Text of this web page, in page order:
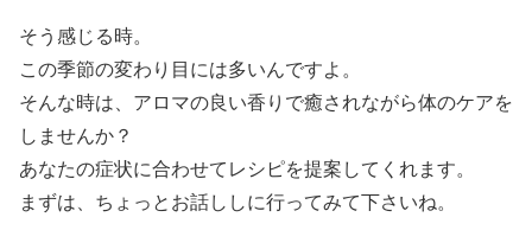
そう感じる時。
この季節の変わり目には多いんですよ。
そんな時は、アロマの良い香りで癒されながら体のケアを
しませんか？
あなたの症状に合わせてレシピを提案してくれます。
まずは、ちょっとお話ししに行ってみて下さいね。